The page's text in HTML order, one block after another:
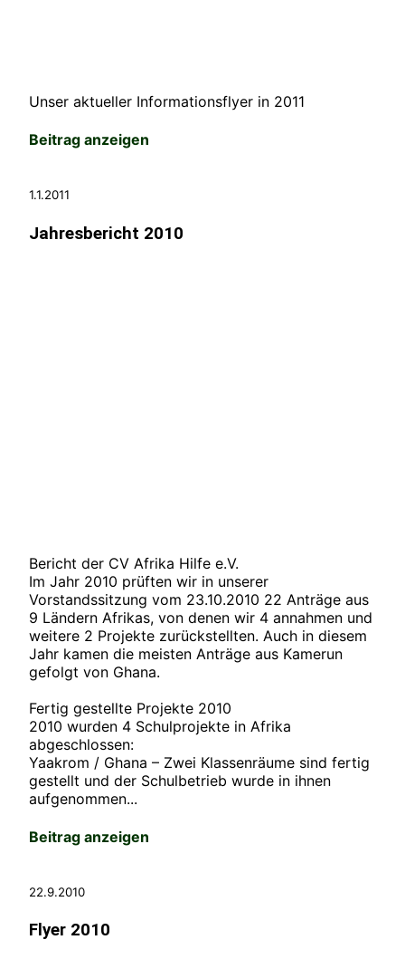
Unser aktueller Informationsflyer in 2011
Beitrag anzeigen
1.1.2011
Jahresbericht 2010
Bericht der CV Afrika Hilfe e.V.
Im Jahr 2010 prüften wir in unserer
Vorstandssitzung vom 23.10.2010 22 Anträge aus
9 Ländern Afrikas, von denen wir 4 annahmen und
weitere 2 Projekte zurückstellten. Auch in diesem
Jahr kamen die meisten Anträge aus Kamerun
gefolgt von Ghana.
Fertig gestellte Projekte 2010
2010 wurden 4 Schulprojekte in Afrika
abgeschlossen:
Yaakrom / Ghana – Zwei Klassenräume sind fertig
gestellt und der Schulbetrieb wurde in ihnen
aufgenommen...
Beitrag anzeigen
22.9.2010
Flyer 2010